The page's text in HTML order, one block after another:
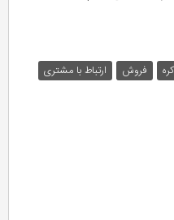
فروش ارتباط با مشتری